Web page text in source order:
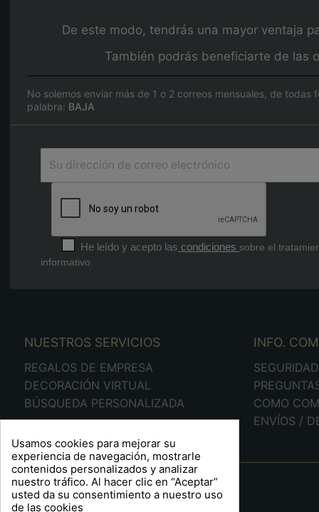
De este modo, tendrás una mayor ventaja
También podrás beneficiarte de las
No solemos enviar más de 1 o 2 correos mensuales, de
palabra: BAJA
He leído y acepto las condiciones sobre el
informativo.
NUESTROS SERVICIOS
REGALOS DE EMPRESA
DECORACIÓN VIRTUAL
BÚSQUEDA PERSONALIZADA
INFO.
SEGURIDAD
COMO
ENVÍOS /
A R T S F I T É
Plaça Barcelona, 6
Usamos cookies para mejorar su
experiencia de navegación, mostrarle
contenidos personalizados y analizar
nuestro tráfico. Al hacer clic en “Aceptar”
usted da su consentimiento a nuestro uso
de las cookies